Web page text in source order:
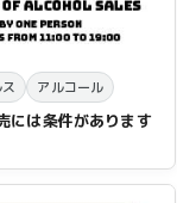
アルコール
には条件があります